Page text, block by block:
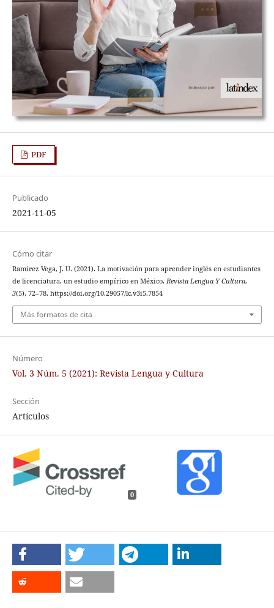
PDF
Publicado
2021-11-05
Cómo citar
Ramírez Vega, J. U. (2021). La motivación para aprender inglés en estudiantes
de licenciatura, un estudio empírico en México. Revista Lengua Y Cultura,
3(5), 72–78. https://doi.org/10.29057/lc.v3i5.7854
Más formatos de cita
Número
Vol. 3 Núm. 5 (2021): Revista Lengua y Cultura
Sección
Artículos
0